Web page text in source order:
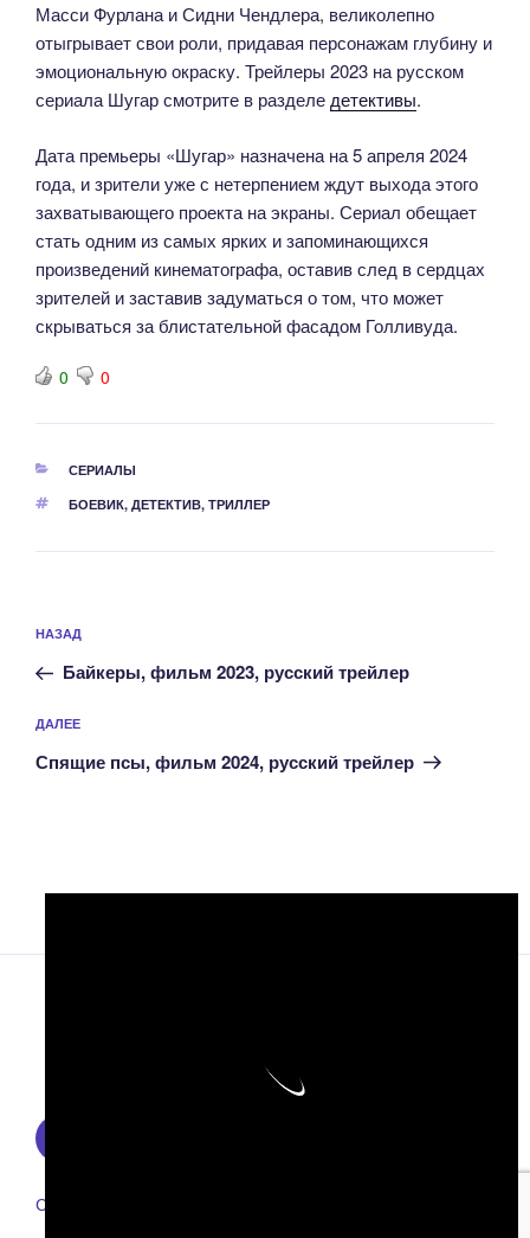
Масси Фурлана и Сидни Чендлера, великолепно
отыгрывает свои роли, придавая персонажам глубину и
эмоциональную окраску. Трейлеры 2023 на русском
сериала Шугар смотрите в разделедетективы.
Дата премьеры «Шугар» назначена на 5 апреля 2024
года, и зрители уже с нетерпением ждут выхода этого
захватывающего проекта на экраны. Сериал обещает
стать одним из самых ярких и запоминающихся
произведений кинематографа, оставив след в сердцах
зрителей и заставив задуматься о том, что может
скрываться за блистательной фасадом Голливуда.
0 0
РУБРИКИ
СЕРИАЛЫ
МЕТКИ
БОЕВИК, ДЕТЕКТИВ, ТРИЛЛЕР
по
записям
Предыдущая
запись:
НАЗАД
Байкеры, фильм 2023, русский трейлер
Следующая
запись
ДАЛЕЕ
Спящие псы, фильм 2024, русский трейлер
Сайт работает на WordPress